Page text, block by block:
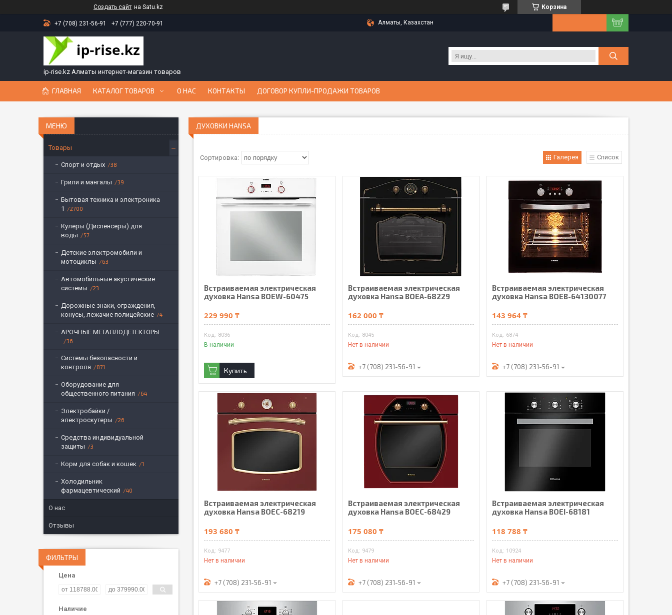
Создать сайт на Satu.kz Корзина
+7 (708) 231-56-91 +7 (777) 220-70-91 Алматы, Казахстан
ip-rise.kz Алматы интернет-магазин товаров
ГЛАВНАЯ КАТАЛОГ ТОВАРОВ О НАС КОНТАКТЫ ДОГОВОР КУПЛИ-ПРОДАЖИ ТОВАРОВ
ДУХОВКИ HANSA
Галерея Список
Встраиваемая электрическая
духовка Hansa BOEW-60475
229 990 ₸
8036
В наличии
Купить
Встраиваемая электрическая
духовка Hansa BOEA-68229
162 000 ₸
8045
Нет в наличии
+7 (708) 231-56-91
Встраиваемая электрическая
духовка Hansa BOEB-64130077
143 964 ₸
6874
Нет в наличии
+7 (708) 231-56-91
Встраиваемая электрическая
духовка Hansa BOEC-68219
193 680 ₸
9477
Нет в наличии
+7 (708) 231-56-91
Встраиваемая электрическая
духовка Hansa BOEC-68429
175 080 ₸
9479
Нет в наличии
+7 (708) 231-56-91
Встраиваемая электрическая
духовка Hansa BOEI-68181
118 788 ₸
10924
Нет в наличии
+7 (708) 231-56-91
Товары
Спорт и отдых 38
Грили и мангалы 39
Бытовая техника и электроника
1
2700
Кулеры (Диспенсеры) для
воды
57
Детские электромобили и
мотоциклы
63
Автомобильные акустические
системы
23
Дорожные знаки, ограждения,
конусы, лежачие полицейские
4
АРОЧНЫЕ МЕТАЛЛОДЕТЕКТОРЫ
36
Системы безопасности и
контроля
871
Оборудование для
общественного питания
64
Электробайки /
электроскутеры
26
Средства индивидуальной
защиты
3
Корм для собак и кошек 1
Холодильник
фармацевтический
40
О нас
Отзывы
ФИЛЬТРЫ
Цена
Наличие